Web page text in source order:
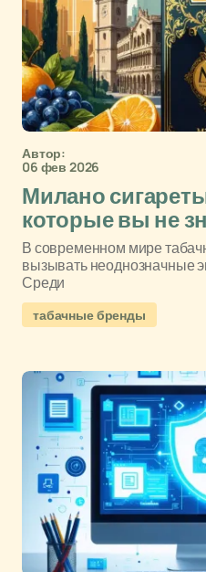
Автор:
06 фев 2026
Милано
которые вы не
В современном мире
вызывать неоднозначные
Среди
табачные бренды